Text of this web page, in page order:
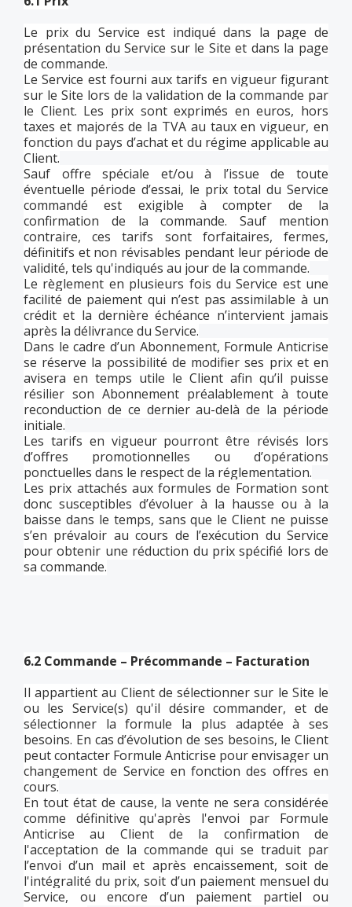
Le prix du Service est indiqué dans la page de
présentation du Service sur le Site et dans la page
de commande.
Le Service est fourni aux tarifs en vigueur figurant
sur le Site lors de la validation de la commande par
le Client. Les prix sont exprimés en euros, hors
taxes et majorés de la TVA au taux en vigueur, en
fonction du pays d’achat et du régime applicable au
Client.
Sauf offre spéciale et/ou à l’issue de toute
éventuelle période d’essai, le prix total du Service
commandé est exigible à compter de la
confirmation de la commande. Sauf mention
contraire, ces tarifs sont forfaitaires, fermes,
définitifs et non révisables pendant leur période de
validité, tels qu'indiqués au jour de la commande.
Le règlement en plusieurs fois du Service est une
facilité de paiement qui n’est pas assimilable à un
crédit et la dernière échéance n’intervient jamais
après la délivrance du Service.
Dans le cadre d’un Abonnement, Formule Anticrise
se réserve la possibilité de modifier ses prix et en
avisera en temps utile le Client afin qu’il puisse
résilier son Abonnement préalablement à toute
reconduction de ce dernier au-delà de la période
initiale.
Les tarifs en vigueur pourront être révisés lors
d’offres promotionnelles ou d’opérations
ponctuelles dans le respect de la réglementation.
Les prix attachés aux formules de Formation sont
donc susceptibles d’évoluer à la hausse ou à la
baisse dans le temps, sans que le Client ne puisse
s’en prévaloir au cours de l’exécution du Service
pour obtenir une réduction du prix spécifié lors de
sa commande.
6.2 Commande – Précommande – Facturation
Il appartient au Client de sélectionner sur le Site le
ou les Service(s) qu'il désire commander, et de
sélectionner la formule la plus adaptée à ses
besoins. En cas d’évolution de ses besoins, le Client
peut contacter Formule Anticrise pour envisager un
changement de Service en fonction des offres en
cours.
En tout état de cause, la vente ne sera considérée
comme définitive qu'après l'envoi par Formule
Anticrise au Client de la confirmation de
l'acceptation de la commande qui se traduit par
l’envoi d’un mail et après encaissement, soit de
l'intégralité du prix, soit d’un paiement mensuel du
Service, ou encore d’un paiement partiel ou